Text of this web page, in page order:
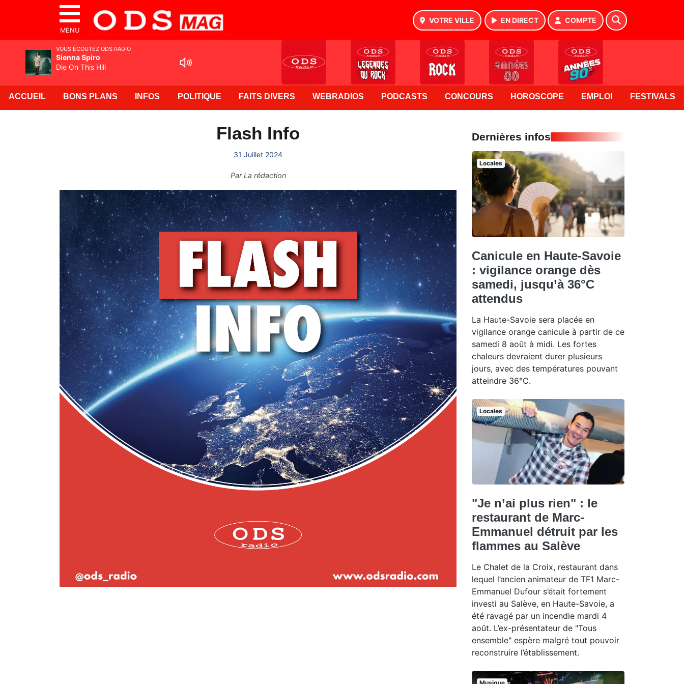
MENU
VOTRE VILLE EN DIRECT COMPTE
ACCUEIL BONS PLANS INFOS POLITIQUE FAITS DIVERS WEBRADIOS PODCASTS CONCOURS HOROSCOPE EMPLOI FESTIVALS
Flash Info
31 Juillet 2024
ParLa rédaction
Dernières infos
Locales
Canicule en Haute-Savoie
: vigilance orange dès
samedi, jusqu’à 36°C
attendus
La Haute-Savoie sera placée en
vigilance orange canicule à partir de ce
samedi 8 août à midi. Les fortes
chaleurs devraient durer plusieurs
jours, avec des températures pouvant
atteindre 36°C.
Locales
"Je n’ai plus rien" : le
restaurant de Marc-
Emmanuel détruit par les
flammes au Salève
Le Chalet de la Croix, restaurant dans
lequel l’ancien animateur de TF1 Marc-
Emmanuel Dufour s’était fortement
investi au Salève, en Haute-Savoie, a
été ravagé par un incendie mardi 4
août. L’ex-présentateur de "Tous
ensemble" espère malgré tout pouvoir
reconstruire l’établissement.
VOUS ÉCOUTEZ ODS RADIO
Sienna Spiro
Die On This Hill